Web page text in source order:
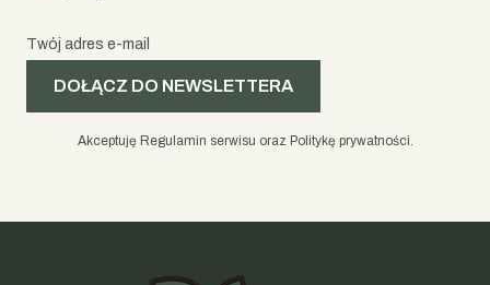
Twój adres e-mail
DOŁĄCZ DO NEWSLETTERA
Akceptuję Regulamin serwisu oraz Politykę prywatności.